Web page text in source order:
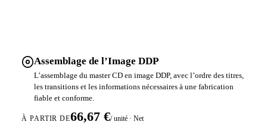
Assemblage de l’Image DDP
L’assemblage du master CD en image DDP, avec l’ordre des titres,
les transitions et les informations nécessaires à une fabrication
fiable et conforme.
À PARTIR DE66,67 €/ unité · Net